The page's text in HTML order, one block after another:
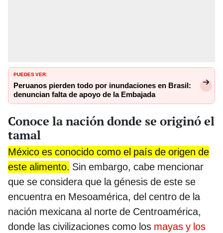
PUEDES VER:
Peruanos pierden todo por inundaciones en Brasil:
denuncian falta de apoyo de la Embajada
Conoce la nación donde se originó el
tamal
México es conocido como el país de origen de
este alimento. Sin embargo, cabe mencionar
que se considera que la génesis de este se
encuentra en Mesoamérica, del centro de la
nación mexicana al norte de Centroamérica,
donde las civilizaciones como los mayas y los